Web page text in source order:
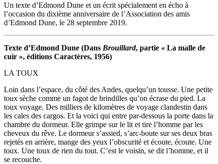
Un texte d’Edmond Dune et un écrit spécialement en écho à
l’occasion du dixième anniversaire de l’Association des amis
d’Edmond Dune, le 28 septembre 2019.
Texte d’Edmond Dune (Dans Brouillard, partie « La malle de
cuir », éditions Caractères, 1956)
LA TOUX
Loin dans l’espace, du côté des Andes, quelqu’un tousse. Une petite
toux sèche comme un fagot de brindilles qu’on écrase du pied. La
toux voyage. Des milliers de kilomètres de voyage clandestin dans
les cales des cargos. Et la voici qui entre par-dessous la porte dans la
chambre du dormeur. Elle grimpe sur le lit et tire l’homme par les
cheveux du rêve. Le dormeur s’assied, s’arc-boute sur ses deux bras
rejetés en arrière, mange des yeux l’obscurité et écoute, écoute. Une
toux. Une toux de rien du tout. C’est le voisin, se dit l’homme, et il
se recouche.